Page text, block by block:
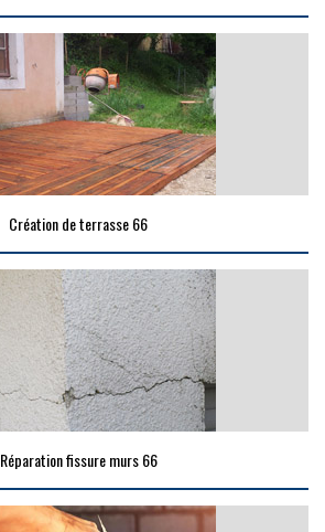
Création de terrasse 66
Réparation fissure murs 66